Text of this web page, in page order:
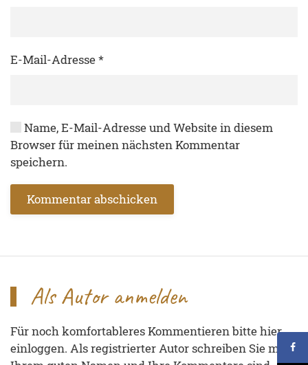
E-Mail-Adresse*
Name, E-Mail-Adresse und Website in diesem
Browser für meinen nächsten Kommentar
speichern.
Kommentar abschicken
Als Autor anmelden
Für noch komfortableres Kommentieren bitte hier
einloggen. Als registrierter Autor schreiben Sie mit